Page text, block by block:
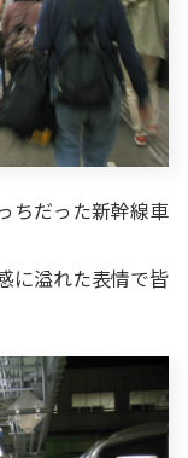
ちだった新幹線車
に溢れた表情で皆